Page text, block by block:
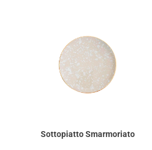
Sottopiatto Smarmoriato